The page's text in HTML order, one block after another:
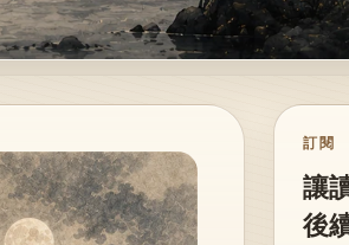
訂閱
讓
後